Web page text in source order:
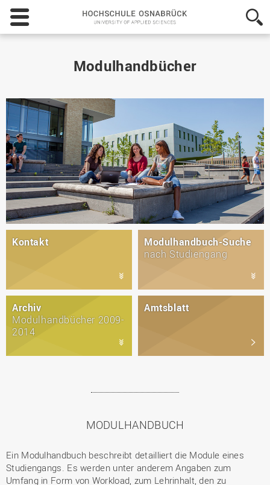
Hochschule
Osnabrück
-
Modulhandbücher
Kontakt
Modulhandbuch-Suche
nach Studiengang
Archiv
Modulhandbücher 2009-
2014
Amtsblatt
MODULHANDBUCH
Ein Modulhandbuch beschreibt detailliert die Module eines
Studiengangs. Es werden unter anderem Angaben zum
Umfang in Form von Workload, zum Lehrinhalt, den zu